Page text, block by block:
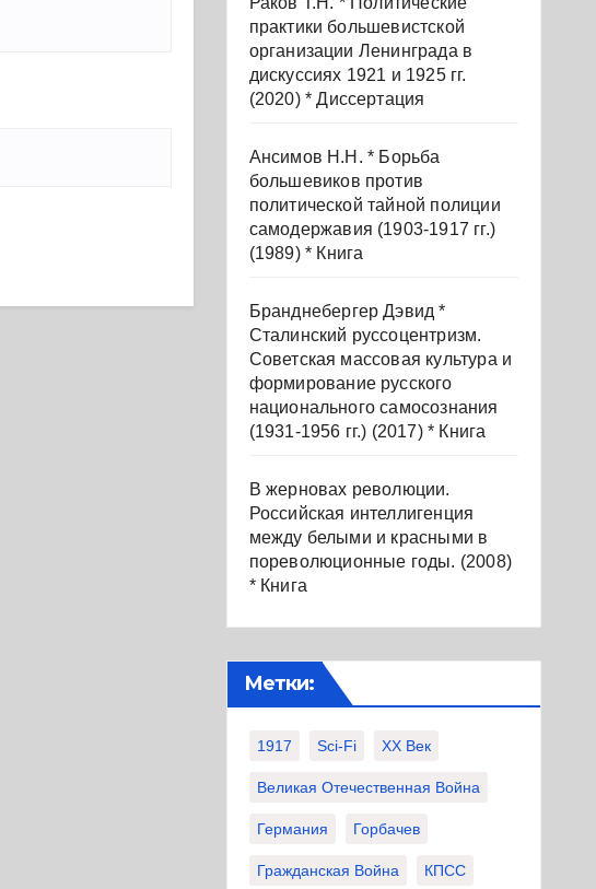
практики большевистской
организации Ленинграда в
дискуссиях 1921 и 1925 гг.
(2020) * Диссертация
Ансимов Н.Н. * Борьба
большевиков против
политической тайной полиции
самодержавия (1903-1917 гг.)
(1989) * Книга
Бранднебергер Дэвид *
Сталинский руссоцентризм.
Советская массовая культура и
формирование русского
национального самосознания
(1931-1956 гг.) (2017) * Книга
В жерновах революции.
Российская интеллигенция
между белыми и красными в
пореволюционные годы. (2008)
* Книга
Метки:
1917 Sci-Fi XX Век
Великая Отечественная Война
Германия Горбачев
Гражданская Война КПСС